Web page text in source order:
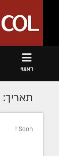
ראשי
תאריך:
Soon !